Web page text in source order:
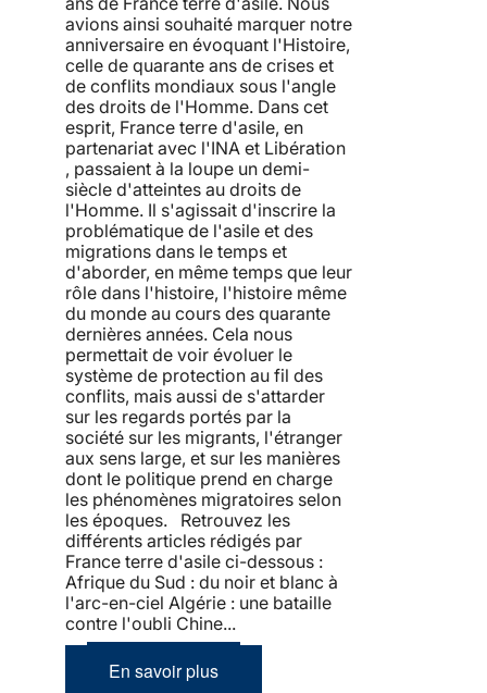
avions ainsi souhaité marquer notre
anniversaire en évoquant l'Histoire,
celle de quarante ans de crises et
de conflits mondiaux sous l'angle
des droits de l'Homme. Dans cet
esprit, France terre d'asile, en
partenariat avec l'INA et Libération
, passaient à la loupe un demi-
siècle d'atteintes au droits de
l'Homme. Il s'agissait d'inscrire la
problématique de l'asile et des
migrations dans le temps et
d'aborder, en même temps que leur
rôle dans l'histoire, l'histoire même
du monde au cours des quarante
dernières années. Cela nous
permettait de voir évoluer le
système de protection au fil des
conflits, mais aussi de s'attarder
sur les regards portés par la
société sur les migrants, l'étranger
aux sens large, et sur les manières
dont le politique prend en charge
les phénomènes migratoires selon
les époques. Retrouvez les
différents articles rédigés par
France terre d'asile ci-dessous :
Afrique du Sud : du noir et blanc à
l'arc-en-ciel Algérie : une bataille
contre l'oubli Chine...
En savoir plus